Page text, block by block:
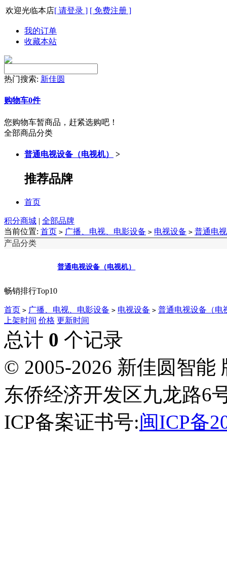
欢迎光临本店[ 请登录 ] [ 免费注册 ]
我的订单
收藏本站
热门搜索: 新佳圆
购物车0件
您购物车暂商品，赶紧选购吧！
全部商品分类
普通电视设备（电视机） >
推荐品牌
首页
积分商城 | 全部品牌
当前位置: 首页 > 广播、电视、电影设备 > 电视设备 > 普通电
产品分类
普通电视设备（电视机）
畅销排行Top10
首页 > 广播、电视、电影设备 > 电视设备 > 普通电视设备（电
上架时间 价格 更新时间
总计 0 个记录
© 2005-2026 新佳圆智
东侨经济开发区九龙路6
ICP备案证书号:闽ICP备